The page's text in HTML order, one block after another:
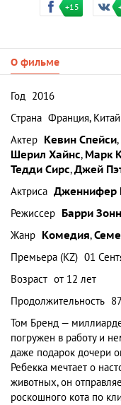
+15
О фильме
Год 2016
Страна Франция, Китай
Актер Кевин Спейси,
Шерил Хайнс, Марк
Тедди Сирс,Джей
Актриса Дженнифер
Режиссер Барри
Жанр Комедия,
Премьера (KZ) 01
Возраст от 12 лет
Продолжительность
Том Бренд —
погружен в работу и
даже подарок дочери
Ребекка мечтает о
животных, он
роскошного кота по